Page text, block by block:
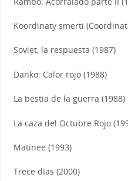
Koordinaty smerti
Soviet, la respuesta (1987)
Danko: Calor rojo (1988)
La bestia de la guerra (1988)
La caza del Octubre Rojo
Matinee (1993)
Trece días (2000)